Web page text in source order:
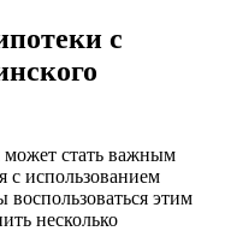
с
может стать важным
с использованием
этим
несколько